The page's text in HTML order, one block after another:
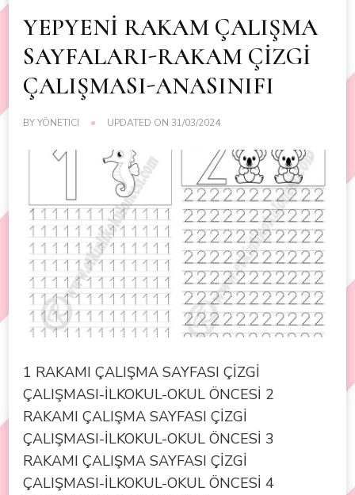
YEPYENİ RAKAM ÇALIŞMA
SAYFALARI-RAKAM ÇİZGİ
ÇALIŞMASI-ANASINIFI
BYYÖNETICI UPDATED ON 31/03/2024
1 RAKAMI ÇALIŞMA SAYFASI ÇİZGİ
ÇALIŞMASI-İLKOKUL-OKUL ÖNCESİ 2
RAKAMI ÇALIŞMA SAYFASI ÇİZGİ
ÇALIŞMASI-İLKOKUL-OKUL ÖNCESİ 3
RAKAMI ÇALIŞMA SAYFASI ÇİZGİ
ÇALIŞMASI-İLKOKUL-OKUL ÖNCESİ 4